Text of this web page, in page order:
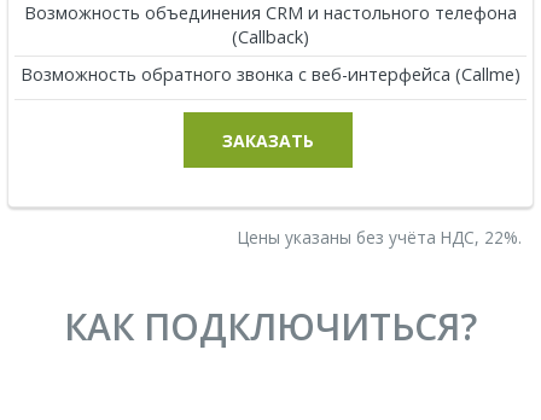
Возможность объединения CRM и настольного телефона
(Callback)
Возможность обратного звонка с веб-интерфейса (Callme)
ЗАКАЗАТЬ
Цены указаны без учёта НДС, 22%.
КАК ПОДКЛЮЧИТЬСЯ?